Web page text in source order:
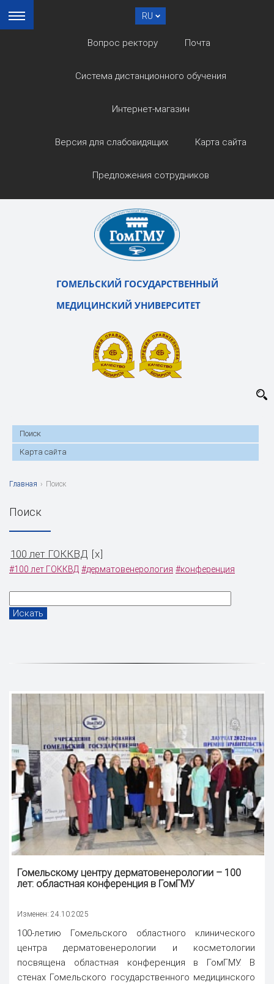
RU
Вопрос ректору Почта
Система дистанционного обучения
Интернет-магазин
Версия для слабовидящих Карта сайта
Предложения сотрудников
ГОМЕЛЬСКИЙ ГОСУДАРСТВЕННЫЙ
МЕДИЦИНСКИЙ УНИВЕРСИТЕТ
Поиск
Карта сайта
Главная › Поиск
Поиск
100 лет ГОККВД x
#100 лет ГОККВД #дерматовенерология #конференция
Гомельскому центру дерматовенерологии – 100
лет: областная конференция в ГомГМУ
Изменен: 24.10.2025
100-летию Гомельского областного клинического
центра дерматовенерологии и косметологии
посвящена областная конференция в ГомГМУ. В
стенах Гомельского государственного медицинского